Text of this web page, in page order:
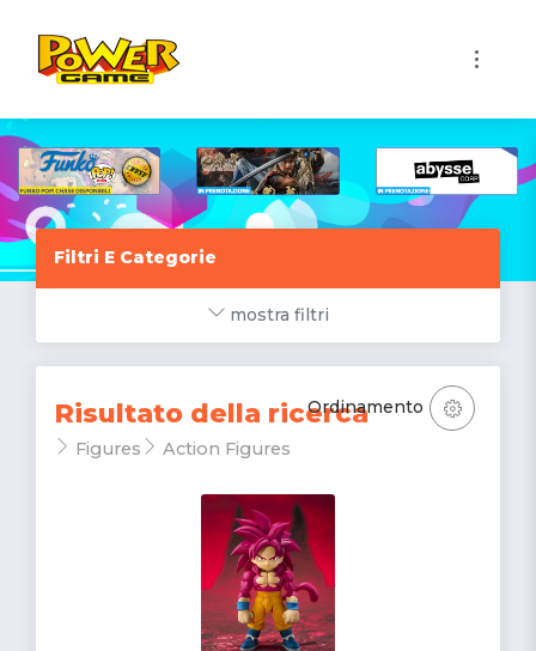
Filtri E Categorie
mostra filtri
Risultato della ricerca
Figures Action Figures
Ordinamento